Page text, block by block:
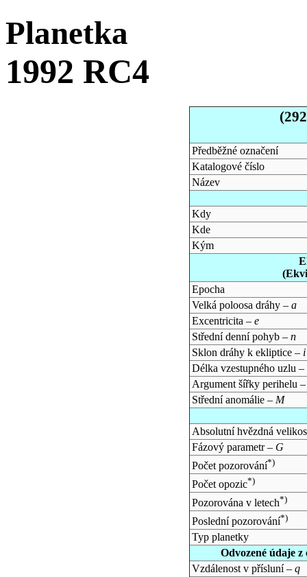
Planetka
1992 RC4
Předběžné označení
Katalogové číslo
Název
Kdy
Kde
Kým
Epocha
Velká poloosa dráhy – a
Excentricita – e
Střední denní pohyb – n
Sklon dráhy k ekliptice – i
Délka vzestupného uzlu –
Argument šířky perihelu
Střední anomálie – M
Absolutní hvězdná
Fázový parametr – G
Počet pozorování*)
Počet opozic*)
Pozorována v letech*)
Poslední pozorování*)
Typ planetky
Odvozené údaje
Vzdálenost v přísluní – q